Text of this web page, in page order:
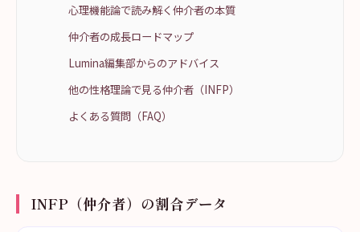
心理機能論で読み解く仲介者の本質
仲介者の成長ロードマップ
Lumina編集部からのアドバイス
他の性格理論で見る仲介者（INFP）
よくある質問（FAQ）
INFP（仲介者）の割合データ